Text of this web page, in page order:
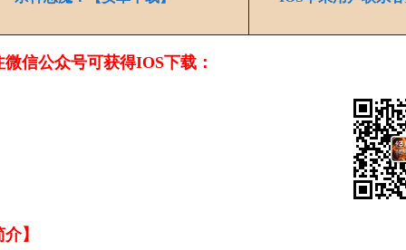
信公众号可获得IOS下载：
】